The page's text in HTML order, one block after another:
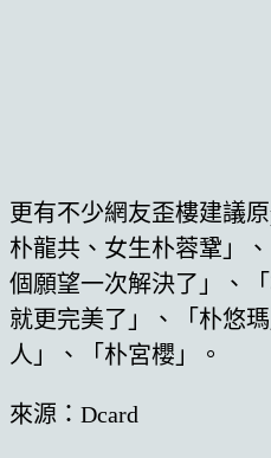
更有不少網友歪樓建議
朴龍共、女生朴蓉鞏」
個願望一次解決了」、
就更完美了」、「朴悠
人」、「朴宮櫻」。
來源：Dcard